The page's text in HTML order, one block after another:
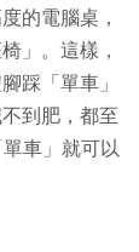
的電腦桌，
」。這樣，
踩「單車」
到肥，都至
車」就可以